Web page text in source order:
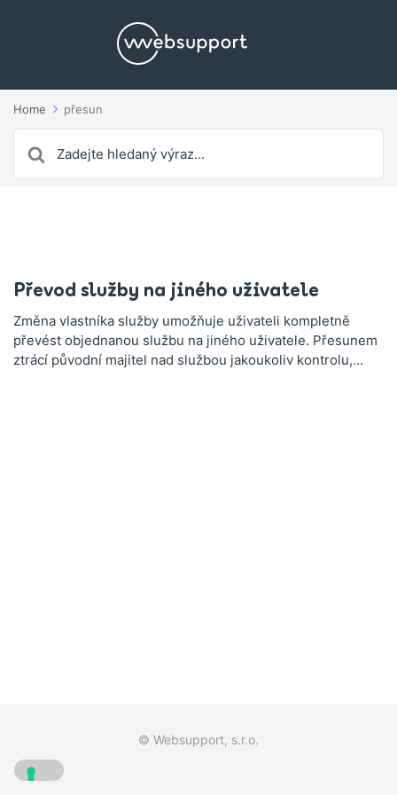
Home přesun
For
Převod služby na jiného uživatele
Změna vlastníka služby umožňuje uživateli kompletně
převést objednanou službu na jiného uživatele. Přesunem
ztrácí původní majitel nad službou jakoukoliv kontrolu,...
© Websupport, s.r.o.